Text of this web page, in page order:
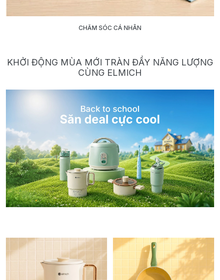
CHĂM SÓC CÁ NHÂN
KHỞI ĐỘNG MÙA MỚI TRÀN ĐẦY NĂNG LƯỢNG
CÙNG ELMICH